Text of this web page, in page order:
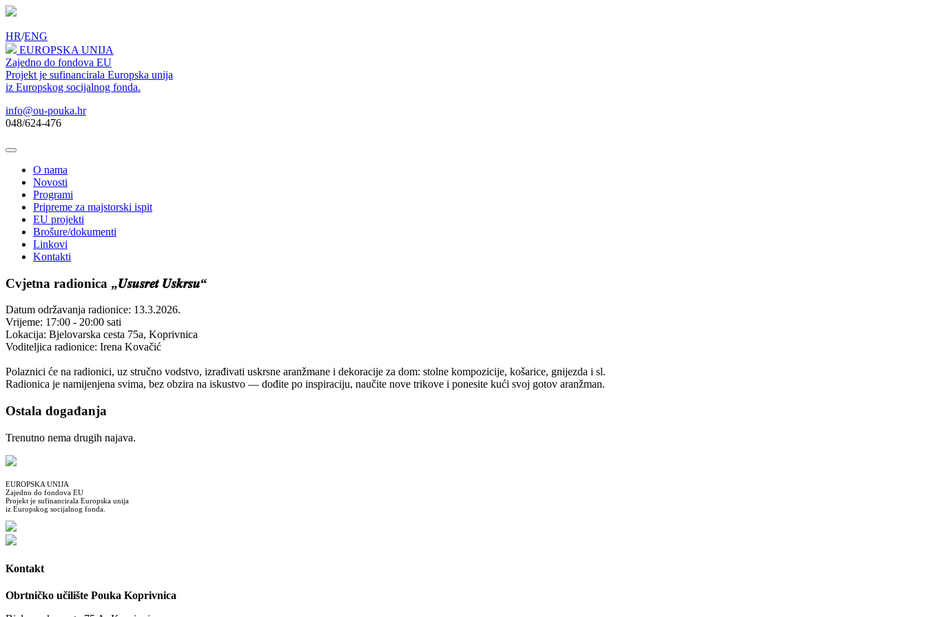
HR/ENG
EUROPSKA UNIJA
Zajedno do fondova EU
Projekt je sufinancirala Europska unija
iz Europskog socijalnog fonda.
info@ou-pouka.hr
048/624-476
O nama
Novosti
Programi
Pripreme za majstorski ispit
EU projekti
Brošure/dokumenti
Linkovi
Kontakti
Cvjetna radionica „𝑼𝒔𝒖𝒔𝒓𝒆𝒕 𝑼𝒔𝒌𝒓𝒔𝒖“
Datum održavanja radionice: 13.3.2026.
Vrijeme: 17:00 - 20:00 sati
Lokacija: Bjelovarska cesta 75a, Koprivnica
Voditeljica radionice: Irena Kovačić
Polaznici će na radionici, uz stručno vodstvo, izrađivati uskrsne aranžmane i dekoracije za dom: stolne kompozicije, košarice, gnijezda i sl.
Radionica je namijenjena svima, bez obzira na iskustvo — dođite po inspiraciju, naučite nove trikove i ponesite kući svoj gotov aranžman.
Ostala događanja
Trenutno nema drugih najava.
EUROPSKA UNIJA
Zajedno do fondova EU
Projekt je sufinancirala Europska unija
iz Europskog socijalnog fonda.
Kontakt
Obrtničko učilište Pouka Koprivnica